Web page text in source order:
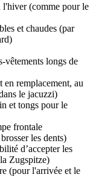
l'hiver (comme pour le
et chaudes (par
vêtements longs de
remplacement, au
le jacuzzi)
et tongs pour le
frontale
les dents)
d’accepter les
Zugspitze)
(pour l'arrivée et le